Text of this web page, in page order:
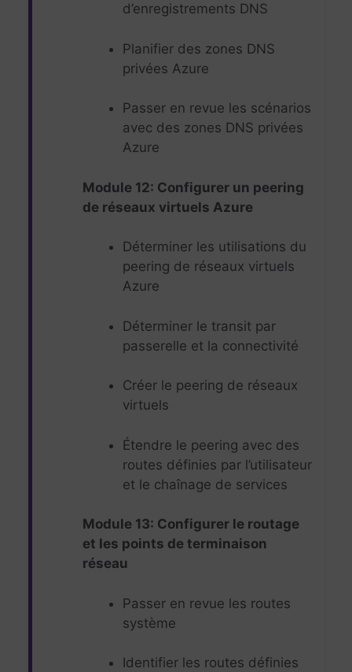
d’enregistrements DNS
Planifier des zones DNS
privées Azure
Passer en revue les scénarios
avec des zones DNS privées
Azure
Module 12: Configurer un peering
de réseaux virtuels Azure
Déterminer les utilisations du
peering de réseaux virtuels
Azure
Déterminer le transit par
passerelle et la connectivité
Créer le peering de réseaux
virtuels
Étendre le peering avec des
routes définies par l’utilisateur
et le chaînage de services
Module 13: Configurer le routage
et les points de terminaison
réseau
Passer en revue les routes
système
Identifier les routes définies